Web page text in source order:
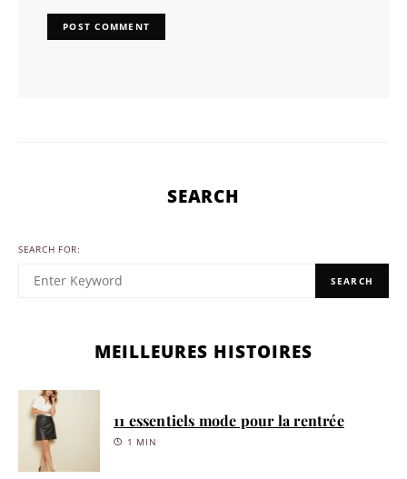
SEARCH
SEARCH FOR:
SEARCH
MEILLEURES HISTOIRES
11 essentiels mode pour la rentrée
1 MIN